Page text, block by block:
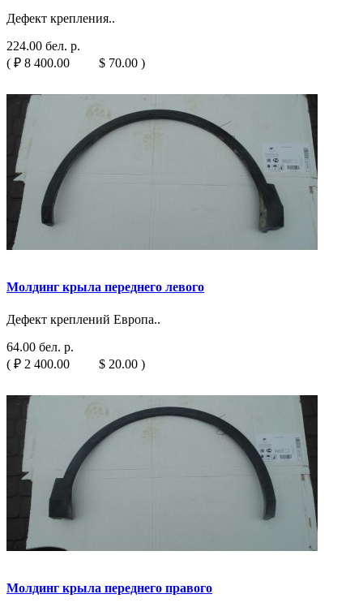
Дефект крепления..
224.00 бел. р.
( ₽ 8 400.00 $ 70.00 )
Молдинг крыла переднего левого
Дефект креплений Европа..
64.00 бел. р.
( ₽ 2 400.00 $ 20.00 )
Молдинг крыла переднего правого